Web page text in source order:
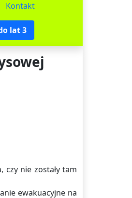
Kontakt
lat 3
nie zostały tam
ewakuacyjne na